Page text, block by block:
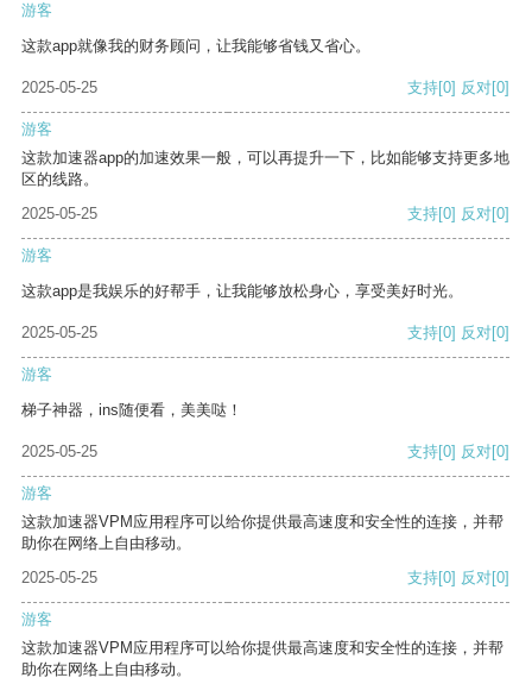
游客
这款app就像我的财务顾问，让我能够省钱又省心。
2025-05-25 支持[0] 反对[0]
游客
这款加速器app的加速效果一般，可以再提升一下，比如能够支持更多地
区的线路。
2025-05-25
支持[0] 反对[0]
游客
这款app是我娱乐的好帮手，让我能够放松身心，享受美好时光。
2025-05-25 支持[0] 反对[0]
游客
梯子神器，ins随便看，美美哒！
2025-05-25 支持[0] 反对[0]
游客
这款加速器VPM应用程序可以给你提供最高速度和安全性的连接，并帮
助你在网络上自由移动。
2025-05-25
支持[0] 反对[0]
游客
这款加速器VPM应用程序可以给你提供最高速度和安全性的连接，并帮
助你在网络上自由移动。